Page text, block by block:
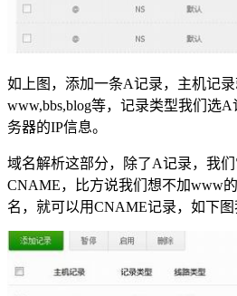
如上图，添加一条A记录，主机记
www,bbs,blog等，记录类型我们选
务器的IP信息。
域名解析这部分，除了A记录，我
CNAME，比方说我们想不加www
名，就可以用CNAME记录，如下图